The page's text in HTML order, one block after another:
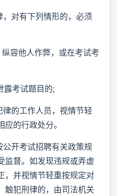
对有下列情形的，必须
容他人作弊，或在考试考
考试题目的;
的工作人员，视情节轻
的行政处分。
开考试招聘有关政策规
监督。如发现违规或弄虚
，并视情节轻重按规定对
触犯刑律的，由司法机关